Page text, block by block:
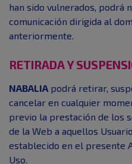
han sido vulnerados, podrá
comunicación dirigida al
anteriormente.
RETIRADA Y
NABALIA podrá retirar,
cancelar en cualquier
previo la prestación de los
de la Web a aquellos
establecido en el presente
Uso.